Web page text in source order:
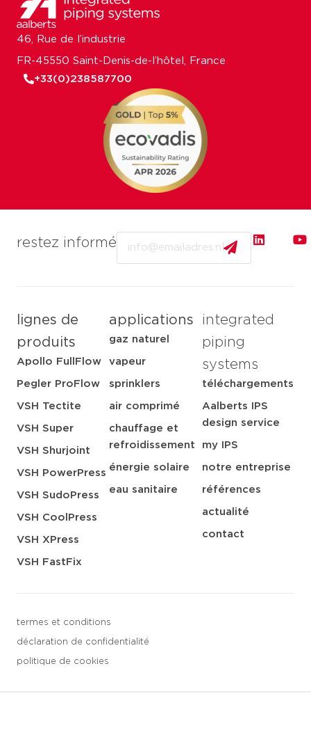
restez informé
lignes de
produits
Apollo FullFlow
Pegler ProFlow
VSH Tectite
VSH Super
VSH Shurjoint
VSH PowerPress
VSH SudoPress
VSH CoolPress
VSH XPress
VSH FastFix
applications
gaz naturel
vapeur
sprinklers
air comprimé
chauffage et
refroidissement
énergie solaire
eau sanitaire
integrated
piping
systems
téléchargements
Aalberts IPS
design service
my IPS
notre entreprise
références
actualité
contact
termes et conditions
déclaration de confidentialité
politique de cookies
46, Rue de l’industrie
FR-45550 Saint-Denis-de-l’hôtel, France
+33(0)238587700